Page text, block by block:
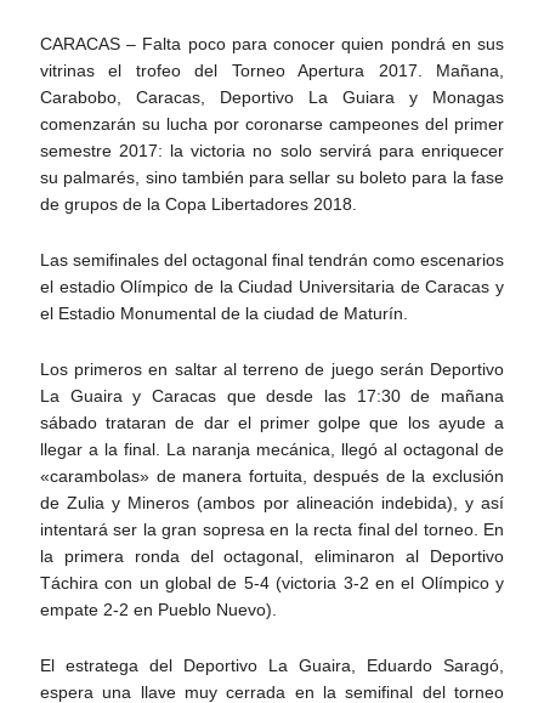
CARACAS – Falta poco para conocer quien pondrá en sus
vitrinas el trofeo del Torneo Apertura 2017. Mañana,
Carabobo, Caracas, Deportivo La Guiara y Monagas
comenzarán su lucha por coronarse campeones del primer
semestre 2017: la victoria no solo servirá para enriquecer
su palmarés, sino también para sellar su boleto para la fase
de grupos de la Copa Libertadores 2018.
Las semifinales del octagonal final tendrán como escenarios
el estadio Olímpico de la Ciudad Universitaria de Caracas y
el Estadio Monumental de la ciudad de Maturín.
Los primeros en saltar al terreno de juego serán Deportivo
La Guaira y Caracas que desde las 17:30 de mañana
sábado trataran de dar el primer golpe que los ayude a
llegar a la final. La naranja mecánica, llegó al octagonal de
«carambolas» de manera fortuita, después de la exclusión
de Zulia y Mineros (ambos por alineación indebida), y así
intentará ser la gran sopresa en la recta final del torneo. En
la primera ronda del octagonal, eliminaron al Deportivo
Táchira con un global de 5-4 (victoria 3-2 en el Olímpico y
empate 2-2 en Pueblo Nuevo).
El estratega del Deportivo La Guaira, Eduardo Saragó,
espera una llave muy cerrada en la semifinal del torneo